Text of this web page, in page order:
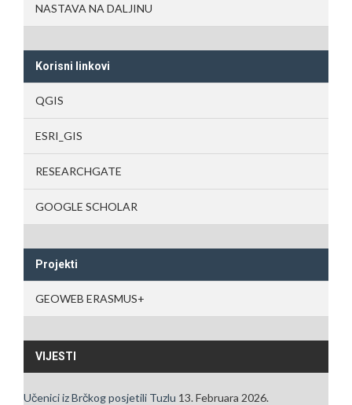
NASTAVA NA DALJINU
Korisni linkovi
QGIS
ESRI_GIS
RESEARCHGATE
GOOGLE SCHOLAR
Projekti
GEOWEB ERASMUS+
VIJESTI
Učenici iz Brčkog posjetili Tuzlu 13. Februara 2026.